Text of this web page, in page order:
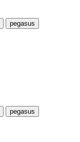
pegasus
pegasus